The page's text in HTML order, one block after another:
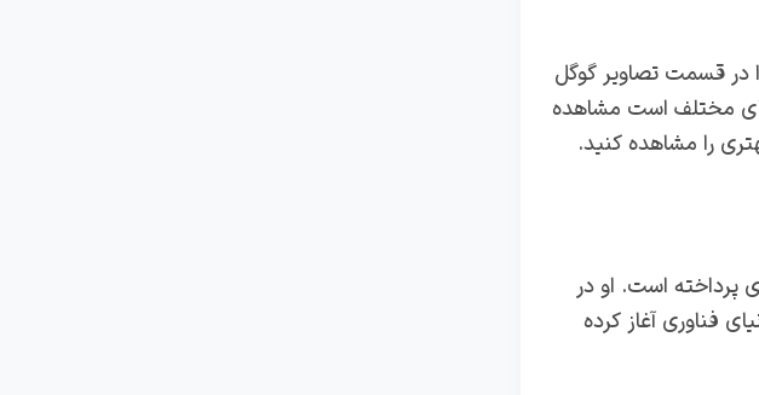
در قسمت تصاویر گوگل
مختلف است مشاهده
را مشاهده کنید.
پرداخته است. او در
فناوری آغاز کرده